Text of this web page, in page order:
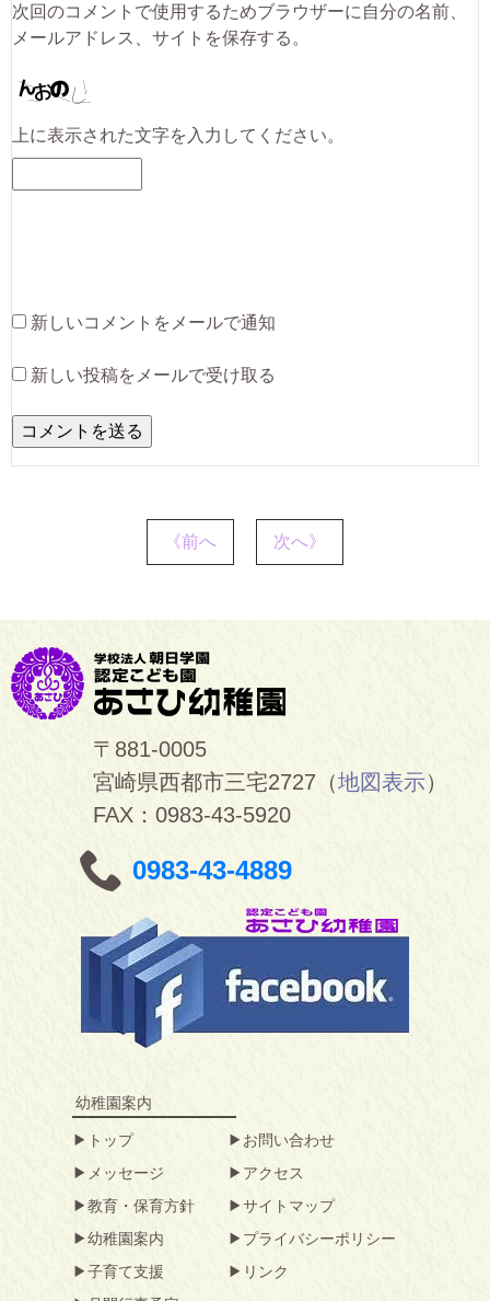
次回のコメントで使用するためブラウザーに自分の名前、
メールアドレス、サイトを保存する。
上に表示された文字を入力してください。
新しいコメントをメールで通知
新しい投稿をメールで受け取る
《前へ 次へ》
〒881-0005
宮崎県西都市三宅2727（地図表示）
FAX：0983-43-5920
0983-43-4889
幼稚園案内
トップ
メッセージ
教育・保育方針
幼稚園案内
子育て支援
お問い合わせ
アクセス
サイトマップ
プライバシーポリシー
リンク